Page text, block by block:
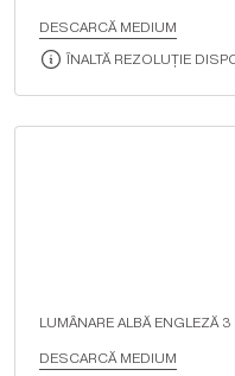
DESCARCĂ MEDIUM
ÎNALTĂ REZOLUȚIE
LUMÂNARE ALBĂ ENGLEZĂ 3
DESCARCĂ MEDIUM